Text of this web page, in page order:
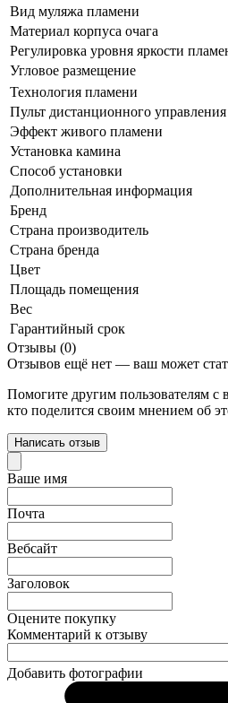
Вид муляжа пламени
Материал корпуса очага
Регулировка уровня яркости
Угловое размещение
Технология пламени
Пульт дистанционного управления
Эффект живого пламени
Установка камина
Способ установки
Дополнительная информация
Бренд
Страна производитель
Страна бренда
Цвет
Площадь помещения
Вес
Гарантийный срок
Отзывы (0)
Отзывов ещё нет — ваш может
Помогите другим пользователям с
кто поделится своим мнением об
Написать отзыв
Ваше имя
Почта
Вебсайт
Заголовок
Оцените покупку
Комментарий к отзыву
Добавить фотографии